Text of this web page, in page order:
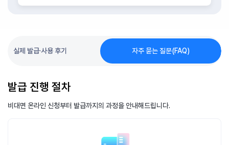
실제 발급·사용 후기 자주 묻는 질문(FAQ)
발급 진행 절차
비대면 온라인 신청부터 발급까지의 과정을 안내해드립니다.